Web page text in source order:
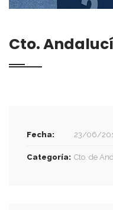
Cto.
Fecha: 23/06/
Categoría: Cto. de